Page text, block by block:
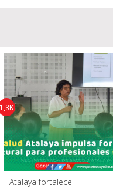
Atalaya fortalece
1,3K